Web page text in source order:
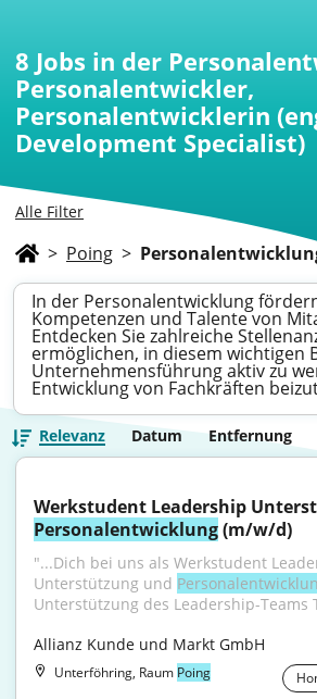
Alle Filter
8 Jobs in der
Personalentwickler,
Personalentwicklerin
Development Specialist)
> Poing >
In der Personalentwicklung
Kompetenzen und Talente von
Entdecken Sie zahlreiche
ermöglichen, in diesem wichtigen
Unternehmensführung aktiv zu
Entwicklung von Fachkräften
Relevanz Datum Entfernung
Personalentwicklung (m/w/d)
"...Dich bei uns als Werkstudent
Unterstützung und
Unterstützung des Leadership-Teams
Allianz Kunde und Markt GmbH
Unterföhring, Raum Poing